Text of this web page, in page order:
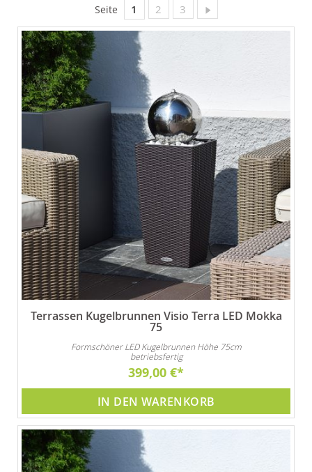
Seite Sie lesen gerade Seite
1 Seite
2 Seite
3
Terrassen Kugelbrunnen Visio Terra LED Mokka
75
Formschöner LED Kugelbrunnen Höhe 75cm
betriebsfertig
399,00 €
IN DEN WARENKORB